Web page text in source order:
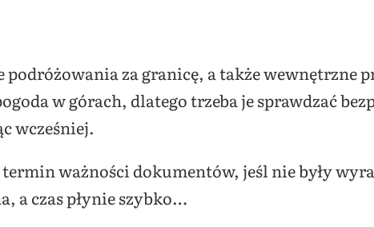
podróżowania za granicę, a także wewnętrzne
w górach, dlatego trzeba je sprawdzać
wcześniej.
ważności dokumentów, jeśl nie były
a czas płynie szybko…